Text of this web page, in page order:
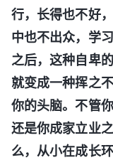
行，长得也不好
中也不出众，学
之后，这种自卑
就变成一种挥之
你的头脑。不管
还是你成家立业
么，从小在成长